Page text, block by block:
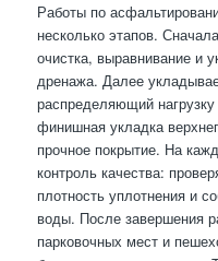
Работы по
несколько этапов.
очистка, выравнивание и
дренажа. Далее
распределяющий
финишная укладка
прочное покрытие. На
контроль качества:
плотность уплотнения и
воды. После завершения
парковочных мест и